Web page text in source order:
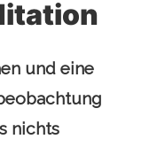
und eine
nichts